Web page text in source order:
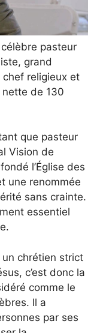
pasteur
grand
religieux et
nette de 130
que pasteur
Vision de
l’Église des
une renommée
sans crainte.
essentiel
chrétien strict
c’est donc la
comme le
Il a
par ses